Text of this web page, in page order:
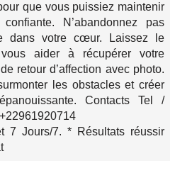
que vous puissiez maintenir
N’abandonnez pas
dans votre cœur. Laissez le
aider à récupérer votre
retour d’affection avec photo.
les obstacles et créer
Contacts Tel /
7 Jours/7. * Résultats réussir